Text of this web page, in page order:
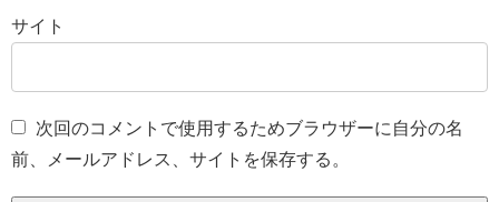
サイト
次回のコメントで使用するためブラウザーに自分の名
前、メールアドレス、サイトを保存する。